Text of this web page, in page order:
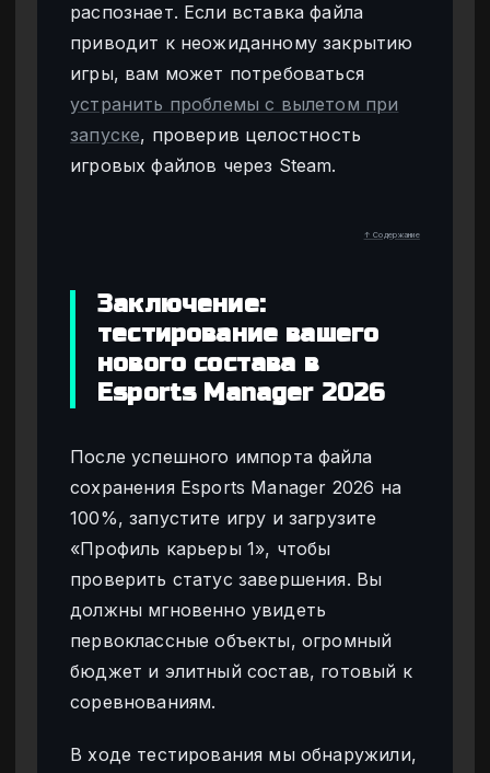
распознает. Если вставка файла
приводит к неожиданному закрытию
игры, вам может потребоваться
устранить проблемы с вылетом при
запуске, проверив целостность
игровых файлов через Steam.
↑ Содержание
Заключение:
тестирование вашего
нового состава в
Esports Manager 2026
После успешного импорта файла
сохранения Esports Manager 2026 на
100%, запустите игру и загрузите
«Профиль карьеры 1», чтобы
проверить статус завершения. Вы
должны мгновенно увидеть
первоклассные объекты, огромный
бюджет и элитный состав, готовый к
соревнованиям.
В ходе тестирования мы обнаружили,